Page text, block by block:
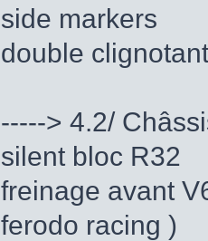
side markers
double
-----> 4.2/
silent bloc R32
freinage avant
ferodo racing )